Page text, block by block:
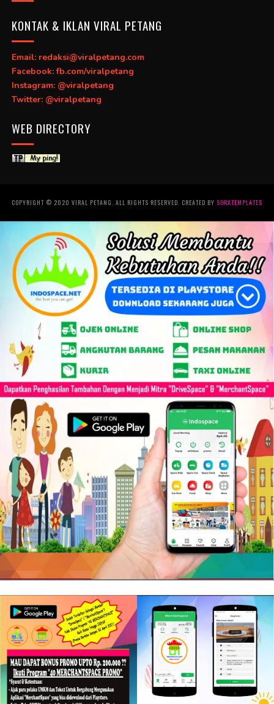
KONTAK & IKLAN VIRAL PETANG
Email: redaksi@viralpetang.com
Facebook: fb.com/viralpetang
Instagram: @viralpetang
Twitter: @viralpetang
WEB DIRECTORY
COPYRIGHT © 2020 VIRAL PETANG. ALL RIGHTS RESERVED. CREATED BY SORATEMPLATES